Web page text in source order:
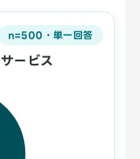
n=500・単一回答
ービス